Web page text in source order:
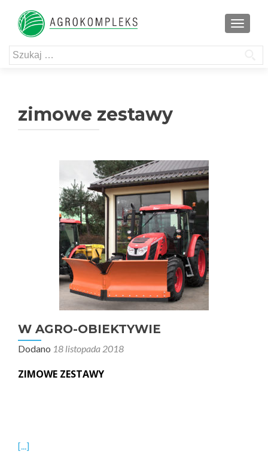
Szukaj:
zimowe zestawy
W AGRO-OBIEKTYWIE
Dodano 18 listopada 2018
ZIMOWE ZESTAWY
[...]